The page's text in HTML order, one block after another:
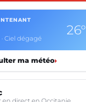
Ciel dégagé
26°
ma météo›